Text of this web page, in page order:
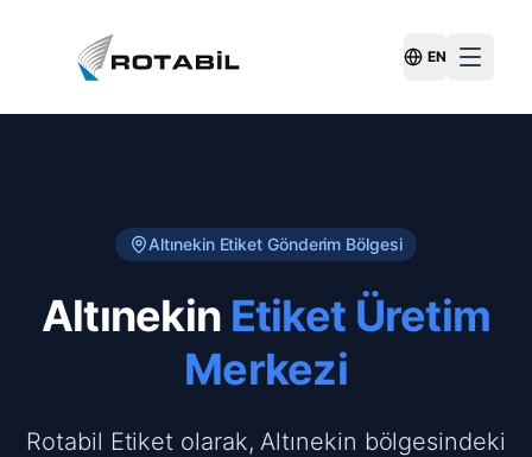
Switch
EN
Altınekin Etiket Gönderim Bölgesi
Altınekin Etiket Üretim
Merkezi
Rotabil Etiket olarak, Altınekin bölgesindeki